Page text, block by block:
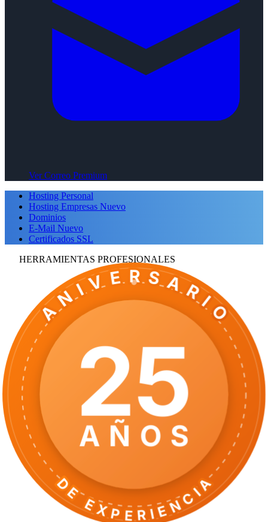
Ver Correo Premium
Hosting Personal
Hosting Empresas Nuevo
Dominios
E-Mail Nuevo
Certificados SSL
HERRAMIENTAS PROFESIONALES
ANIVERSARIO
DE EXPERIENCIA
25
AÑOS